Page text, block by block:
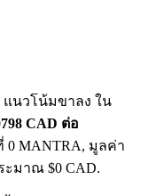
แนวโน้มขาลง ใน
CAD ต่อ
0 MANTRA, มูลค่า
มาณ $0 CAD.